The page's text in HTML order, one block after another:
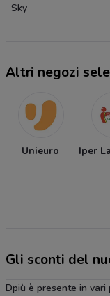
Sky
Altri negozi
Unieuro
Iper
Gli sconti del
Dpiù è presente in